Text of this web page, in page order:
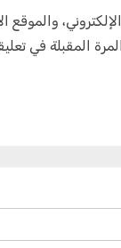
والموقع
المقبلة في